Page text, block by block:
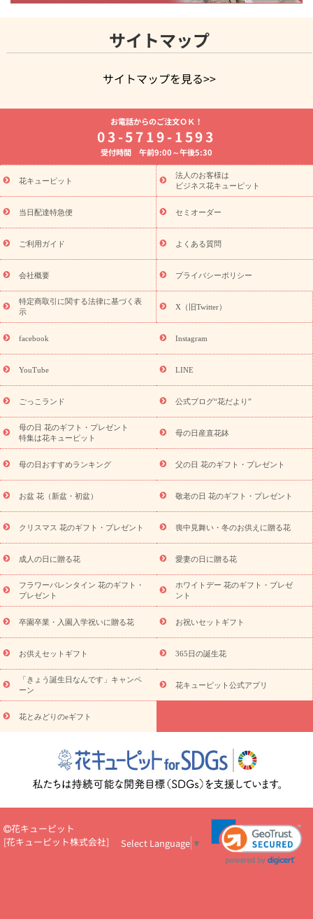
サイトマップ
サイトマップを見る>>
よく贈られる花
お祝いの花特集
誕生日フラワーギフト特集
8月の誕生花(トルコキキョウ)
開店・開業祝い
お供え・お悔やみ お供え・お悔やみの花
通夜・葬儀に贈る花 胡蝶蘭・花鉢
ーブドフラワー
季節のイベント
ひまわり ギフト・プレゼント
特集
お盆 花（新盆・初盆） 季節のイベント
お盆 花（新
盆・初盆）
お盆 花（新盆・初盆）
お盆・お供え 花とセットギ
フト
お盆・お供え プリザーブドフラワー
ひまわり ギフト・プ
レゼント特集
夏の花贈り・お中元・暑中見舞い 花のギフト特集
敬老の日におくる花ギフト・プレゼント特集
花ギフト・プレゼント特集
敬老の日 花のおすすめランキング
敬
老の日 花鉢植えのギフト・プレゼント特集
敬老の日 花とセットギ
フト・プレゼント特集
敬老の日の花 全てのギフト一覧
キャン
ペーン
映画『ウォーターガーディアンズ』コラボキャンペーン
「きょう誕生日なんです」キャンペーン
誕生日の花を探す
誕生日フラワーギフト 誕生日フラワーギフト特集
9月の誕生花(リンドウ)
ら探す
お祝いの花特集 当日配達特急便 お祝い商品一覧
念日
結婚祝い 出産祝い 退院祝い・快気祝い
寿祝い
プチギフト ペットのお祝いフラワー
供え・お悔やみ商品一覧
お供え・お悔やみの花
四十九日法要以
降に贈る花
通夜・葬儀に贈る花
お供え お花とセットギフト
お供え プリザーブドフラワー
ペットのお供えフラワー
お盆（新
盆・初盆）
その他 お祝い返し お見舞い
お取り寄せギフト
ビジネス用
ご自宅用 観葉植物 ミディ胡蝶蘭
プリザーブ
ドフラワー
スタイルから探す アレンジメント 花束
スタ
ンド花
お祝い お供え・お悔やみ 胡蝶蘭 胡蝶蘭・花鉢
ディ胡蝶蘭・お祝い
ミディ胡蝶蘭・お供え
世界初の青色胡蝶蘭
観葉植物
観葉植物 産直多肉植物
プリザーブドフラワー
お祝い
お供え・お悔やみ 花とセットギフト
セミオーダー
プチギフト（hanamore -ハナモア-）
花とみどりのeギフト
キューピットのeGfit
カラー ピンク イエローオレンジ
レッ
ド
お花の種類 トルコキキョウ
お祝い お祝い・3000円～ お祝い・4000円～
お祝い・
5000円～
お祝い・7000円～ お祝い・ 10000円～
お供え・お
悔やみ
円～
お供え・お悔やみ・
読み物
いのマナー
定年退職祝いのマナー
お祝いを贈るときのマナー・
花キューピットのお祝いコラム一覧
誕生日のお花を「色
彩心理学」で選ぶ方法
結婚祝いの予算相場
出産祝いお役立ち情
ール
新築引っ越し祝いコラム お祝い花のマナー総まとめ
職
場上司や先輩へ贈るお祝い花の正解は？
開店祝いの花 選び方ガイ
お電話からのご注文ＯＫ！
03-5719-1593
受付時間 午前9:00～午後5:30
花キューピット
法人のお客様は
ビジネス花キューピット
当日配達特急便 セミオーダー
ご利用ガイド よくある質問
会社概要 プライバシーポリシー
特定商取引に関する法律に基づく表
示
X（旧Twitter）
facebook Instagram
YouTube LINE
ごっこランド 公式ブログ“花だより”
母の日 花のギフト・プレゼント
特集は花キューピット
母の日産直花鉢
母の日おすすめランキング 父の日 花のギフト・プレゼント
お盆 花（新盆・初盆） 敬老の日 花のギフト・プレゼント
クリスマス 花のギフト・プレゼント 喪中見舞い・冬のお供えに贈る花
成人の日に贈る花 愛妻の日に贈る花
フラワーバレンタイン 花のギフト・
プレゼント
ホワイトデー 花のギフト・プレゼ
ント
卒園卒業・入園入学祝いに贈る花 お祝いセットギフト
お供えセットギフト 365日の誕生花
「きょう誕生日なんです」キャンペ
ーン
花キューピット公式アプリ
花とみどりのeギフト
花キューピット
[花キューピット株式会社] Select Language ▼